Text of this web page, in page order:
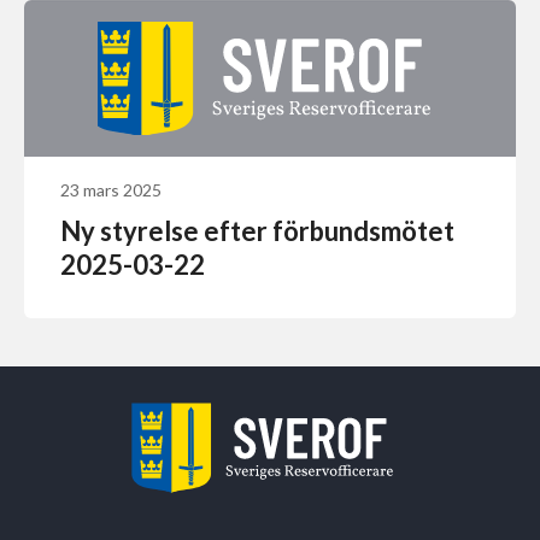
23 mars 2025
Ny styrelse efter förbundsmötet
2025-03-22